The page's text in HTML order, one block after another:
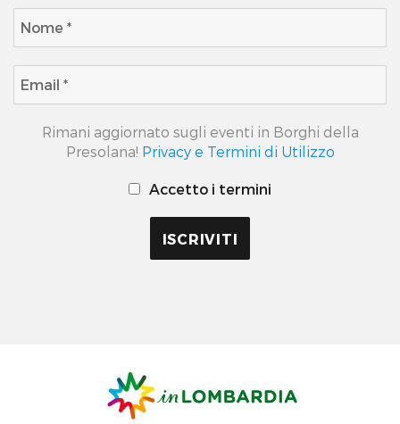
Rimani aggiornato sugli eventi in Borghi della
Presolana! Privacy e Termini di Utilizzo
Accetto i termini